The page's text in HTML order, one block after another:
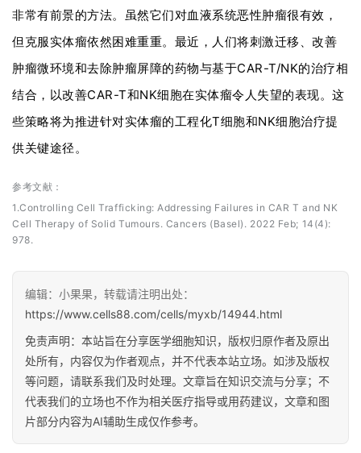
非常有前景的方法。 虽然它们对血液系统恶性肿瘤很有效，
但克服实体瘤依然困难重重。 最近，人们将刺激迁移、改善
肿瘤微环境和去除肿瘤屏障的药物与基于CAR-T/NK的治疗相
结合，以改善CAR-T和NK细胞在实体瘤令人失望的表现。这
些策略将为推进针对实体瘤的工程化T细胞和NK细胞治疗提
供关键途径。
参考文献：
1.Controlling Cell Trafficking: Addressing Failures in CAR T and NK
Cell Therapy of Solid Tumours. Cancers (Basel). 2022 Feb; 14(4):
978.
编辑：小果果，转载请注明出处：
https://www.cells88.com/cells/myxb/14944.html
免责声明：本站旨在分享医学细胞知识，版权归原作者及原出
处所有，内容仅为作者观点，并不代表本站立场。如涉及版权
等问题，请联系我们及时处理。文章旨在知识交流与分享；不
代表我们的立场也不作为相关医疗指导或用药建议，文章和图
片部分内容为AI辅助生成仅作参考。